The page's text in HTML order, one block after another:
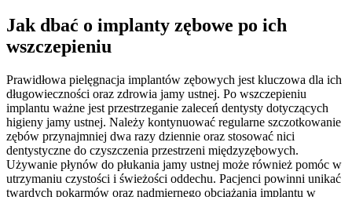
Jak dbać o implanty zębowe po ich
wszczepieniu
Prawidłowa pielęgnacja implantów zębowych jest kluczowa dla ich
długowieczności oraz zdrowia jamy ustnej. Po wszczepieniu
implantu ważne jest przestrzeganie zaleceń dentysty dotyczących
higieny jamy ustnej. Należy kontynuować regularne szczotkowanie
zębów przynajmniej dwa razy dziennie oraz stosować nici
dentystyczne do czyszczenia przestrzeni międzyzębowych.
Używanie płynów do płukania jamy ustnej może również pomóc w
utrzymaniu czystości i świeżości oddechu. Pacjenci powinni unikać
twardych pokarmów oraz nadmiernego obciążania implantu w